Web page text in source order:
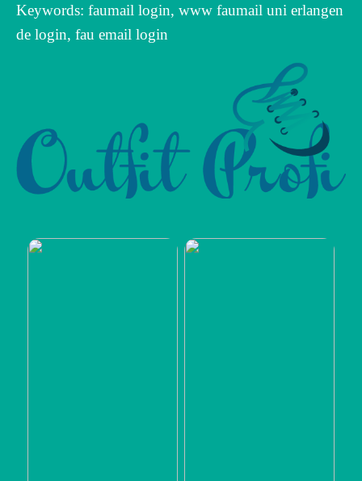
Keywords: faumail login, www faumail uni erlangen
de login, fau email login